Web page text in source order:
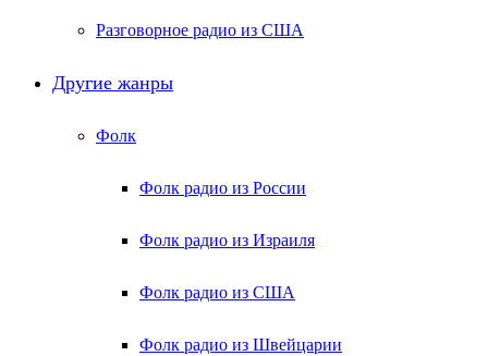
Разговорное радио из США
Другие жанры
Фолк
Фолк радио из России
Фолк радио из Израиля
Фолк радио из США
Фолк радио из Швейцарии